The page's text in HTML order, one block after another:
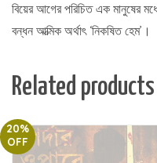
বিয়ের আগের পরিচিত এক মানুষের
বন্ধন আত্মিক অর্থাৎ ‘নিকষিত হেম’।
Related products
20%
OFF